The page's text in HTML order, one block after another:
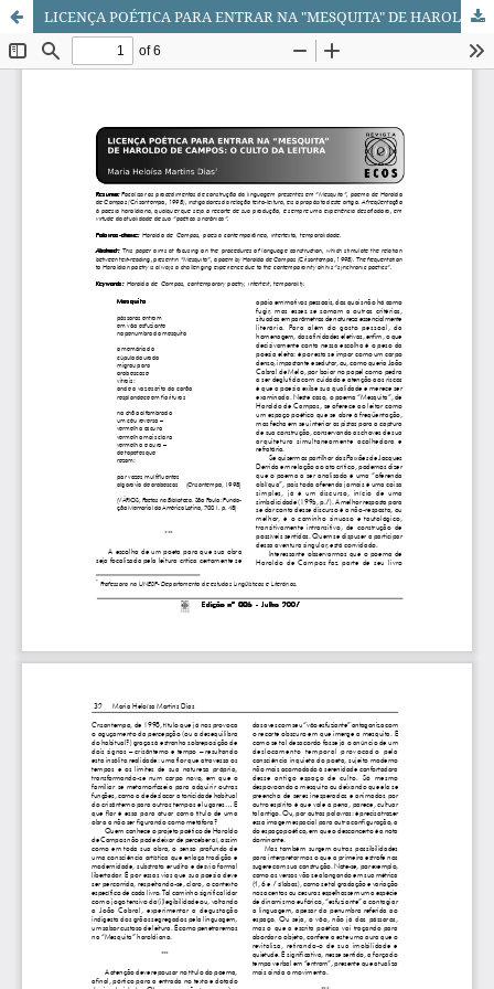
LICENÇA POÉTICA PARA ENTRAR NA "MESQUITA" DE HAROLDO DE CAMPOS: O CULTO DA LEITURA